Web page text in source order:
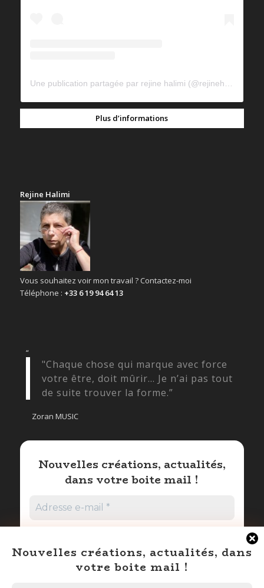
Nouvelles créations, actualités, dans
votre boite mail !
Plus d’informations
Rejine Halimi
Vous souhaitez voir mon travail ? Contactez-moi
Téléphone : +33 6 19 94 64 13
“
"Chaque chose qui marque avec force
votre être, doit mûrir… Je n’ai pas tout
de suite trouver la forme.”
Zoran MUSIC
Nouvelles créations, actualités,
dans votre boite mail !